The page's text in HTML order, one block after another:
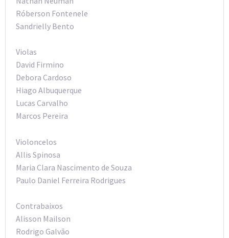
Róberson Fontenele
Sandrielly Bento
Violas
David Firmino
Debora Cardoso
Hiago Albuquerque
Lucas Carvalho
Marcos Pereira
Violoncelos
Allis Spinosa
Maria Clara Nascimento de Souza
Paulo Daniel Ferreira Rodrigues
Contrabaixos
Alisson Mailson
Rodrigo Galvão